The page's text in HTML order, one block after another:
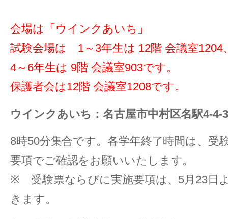
会場は「ウインクあいち」
試験会場は 1～3年生は 12階 会議室1204
4～6年生は 9階 会議室903です。
保護者会は12階 会議室1208です。
ウインクあいち：名古屋市中村区名駅4-4-
8時50分集合です。各学年終了時間は、受
要項でご確認をお願いいたします。
※ 受験票ならびに実施要項は、5月23日
きます。